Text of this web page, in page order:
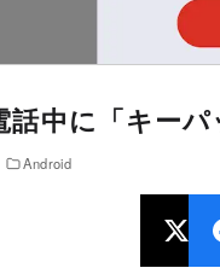
中に「キー
Android